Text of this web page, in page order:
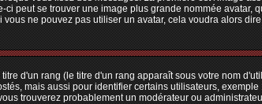
ci peut se trouver une image plus grande nommée
ne pouvez pas utiliser un avatar, cela voudra alors
d'un rang (le titre d'un rang apparaît sous votre nom
mais aussi pour identifier certains utilisateurs,
trouverez probablement un modérateur ou